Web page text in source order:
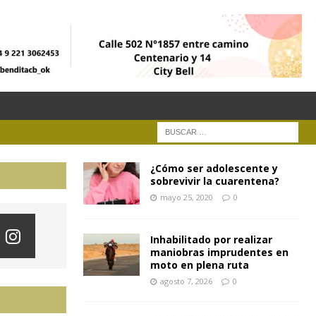
¿Cómo ser adolescente y
sobrevivir la cuarentena?
mayo 25, 2020 0
Inhabilitado por realizar
maniobras imprudentes en
moto en plena ruta
agosto 7, 2026 0